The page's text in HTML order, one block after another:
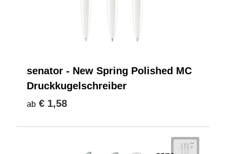
senator - New Spring Polished MC
Druckkugelschreiber
ab € 1,58